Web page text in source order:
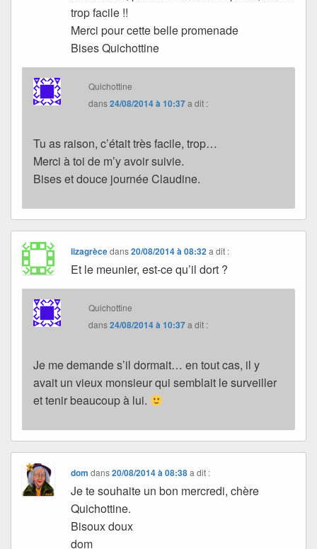
trop facile !!
Merci pour cette belle promenade
Bises Quichottine
Quichottine
dans24/08/2014 à 10:37a dit :
Tu as raison, c’était très facile, trop…
Merci à toi de m’y avoir suivie.
Bises et douce journée Claudine.
lizagrècedans20/08/2014 à 08:32 a dit :
Et le meunier, est-ce qu’il dort ?
Quichottine
dans24/08/2014 à 10:37a dit :
Je me demande s’il dormait… en tout cas, il y
avait un vieux monsieur qui semblait le surveiller
et tenir beaucoup à lui.
dom dans20/08/2014 à 08:38 a dit :
Je te souhaite un bon mercredi, chère
Quichottine.
Bisoux doux
dom